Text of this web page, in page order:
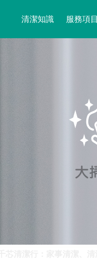
清潔知識 服務項目